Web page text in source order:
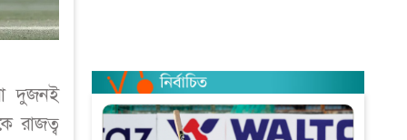
দুজনই
রাজত্ব